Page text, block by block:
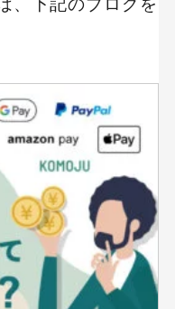
、下記のブログを